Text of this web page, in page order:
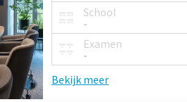
School
-
Examen
-
Bekijk meer